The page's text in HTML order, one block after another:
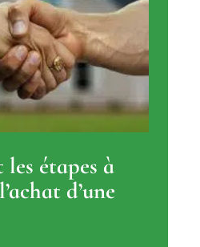
étapes à
d’une